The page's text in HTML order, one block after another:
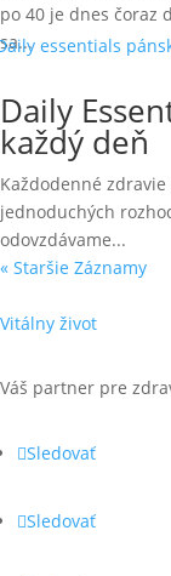
po 40 je dnes čoraz
sa...
Daily
každý deň
Každodenné
jednoduchých
odovzdávame...
« Staršie Záznamy
Vitálny život
Váš partner pre
Sledovať
Sledovať